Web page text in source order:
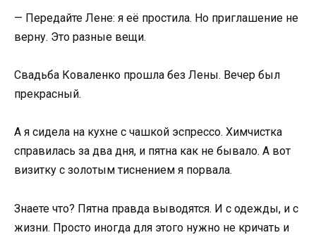
— Передайте Лене: я её простила. Но приглашение не
верну. Это разные вещи.
Свадьба Коваленко прошла без Лены. Вечер был
прекрасный.
А я сидела на кухне с чашкой эспрессо. Химчистка
справилась за два дня, и пятна как не бывало. А вот
визитку с золотым тиснением я порвала.
Знаете что? Пятна правда выводятся. И с одежды, и с
жизни. Просто иногда для этого нужно не кричать и